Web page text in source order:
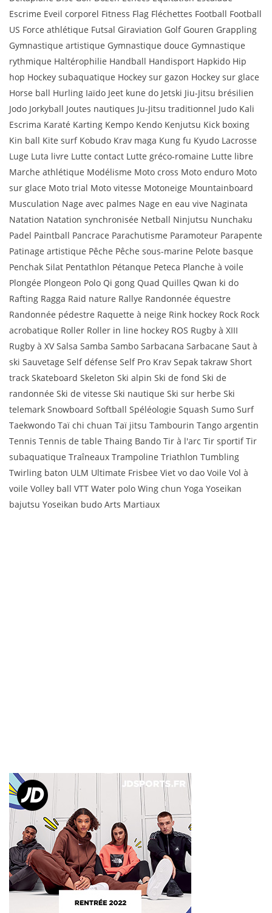
Escrime Eveil corporel Fitness Flag Fléchettes Football Football
US Force athlétique Futsal Giraviation Golf Gouren Grappling
Gymnastique artistique Gymnastique douce Gymnastique
rythmique Haltérophilie Handball Handisport Hapkido Hip
hop Hockey subaquatique Hockey sur gazon Hockey sur glace
Horse ball Hurling Iaïdo Jeet kune do Jetski Jiu-Jitsu brésilien
Jodo Jorkyball Joutes nautiques Ju-Jitsu traditionnel Judo Kali
Escrima Karaté Karting Kempo Kendo Kenjutsu Kick boxing
Kin ball Kite surf Kobudo Krav maga Kung fu Kyudo Lacrosse
Luge Luta livre Lutte contact Lutte gréco-romaine Lutte libre
Marche athlétique Modélisme Moto cross Moto enduro Moto
sur glace Moto trial Moto vitesse Motoneige Mountainboard
Musculation Nage avec palmes Nage en eau vive Naginata
Natation Natation synchronisée Netball Ninjutsu Nunchaku
Padel Paintball Pancrace Parachutisme Paramoteur Parapente
Patinage artistique Pêche Pêche sous-marine Pelote basque
Penchak Silat Pentathlon Pétanque Peteca Planche à voile
Plongée Plongeon Polo Qi gong Quad Quilles Qwan ki do
Rafting Ragga Raid nature Rallye Randonnée équestre
Randonnée pédestre Raquette à neige Rink hockey Rock Rock
acrobatique Roller Roller in line hockey ROS Rugby à XIII
Rugby à XV Salsa Samba Sambo Sarbacana Sarbacane Saut à
ski Sauvetage Self défense Self Pro Krav Sepak takraw Short
track Skateboard Skeleton Ski alpin Ski de fond Ski de
randonnée Ski de vitesse Ski nautique Ski sur herbe Ski
telemark Snowboard Softball Spéléologie Squash Sumo Surf
Taekwondo Taï chi chuan Taï jitsu Tambourin Tango argentin
Tennis Tennis de table Thaing Bando Tir à l'arc Tir sportif Tir
subaquatique Traîneaux Trampoline Triathlon Tumbling
Twirling baton ULM Ultimate Frisbee Viet vo dao Voile Vol à
voile Volley ball VTT Water polo Wing chun Yoga Yoseikan
bajutsu Yoseikan budo Arts Martiaux